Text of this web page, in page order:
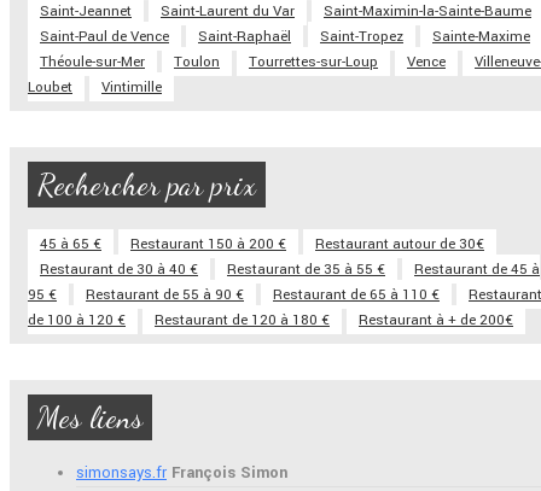
Saint-Jeannet
Saint-Laurent du Var
Saint-Maximin-la-Sainte-Baume
Saint-Paul de Vence
Saint-Raphaël Saint-Tropez
Sainte-Maxime
Théoule-sur-Mer
Toulon Tourrettes-sur-Loup Vence
Loubet
Vintimille
Rechercher par prix
45 à 65 € Restaurant 150 à 200 €
Restaurant autour de 30€
Restaurant de 30 à 40 €
Restaurant de 35 à 55 €
Restaurant de 45 à
95 €
Restaurant de 55 à 90 € Restaurant de 65 à 110 €
Restaurant
de 100 à 120 €
Restaurant de 120 à 180 € Restaurant à + de 200€
Mes liens
simonsays.fr François Simon